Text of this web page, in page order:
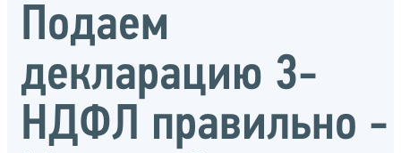
Подаем
декларацию 3-
НДФЛ правильно -